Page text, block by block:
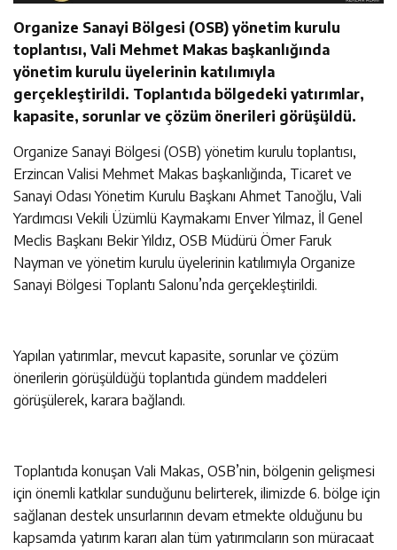
Organize Sanayi Bölgesi (OSB) yönetim kurulu
toplantısı, Vali Mehmet Makas başkanlığında
yönetim kurulu üyelerinin katılımıyla
gerçekleştirildi. Toplantıda bölgedeki yatırımlar,
kapasite, sorunlar ve çözüm önerileri görüşüldü.
Organize Sanayi Bölgesi (OSB) yönetim kurulu toplantısı,
Erzincan Valisi Mehmet Makas başkanlığında, Ticaret ve
Sanayi Odası Yönetim Kurulu Başkanı Ahmet Tanoğlu, Vali
Yardımcısı Vekili Üzümlü Kaymakamı Enver Yılmaz, İl Genel
Meclis Başkanı Bekir Yıldız, OSB Müdürü Ömer Faruk
Nayman ve yönetim kurulu üyelerinin katılımıyla Organize
Sanayi Bölgesi Toplantı Salonu’nda gerçekleştirildi.
Yapılan yatırımlar, mevcut kapasite, sorunlar ve çözüm
önerilerin görüşüldüğü toplantıda gündem maddeleri
görüşülerek, karara bağlandı.
Toplantıda konuşan Vali Makas, OSB’nin, bölgenin gelişmesi
için önemli katkılar sunduğunu belirterek, ilimizde 6. bölge için
sağlanan destek unsurlarının devam etmekte olduğunu bu
kapsamda yatırım kararı alan tüm yatırımcıların son müracaat